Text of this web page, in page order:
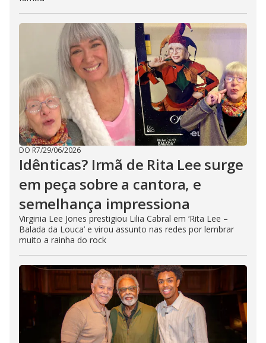
DO R7/29/06/2026
Idênticas? Irmã de Rita Lee surge
em peça sobre a cantora, e
semelhança impressiona
Virginia Lee Jones prestigiou Lilia Cabral em ‘Rita Lee –
Balada da Louca’ e virou assunto nas redes por lembrar
muito a rainha do rock